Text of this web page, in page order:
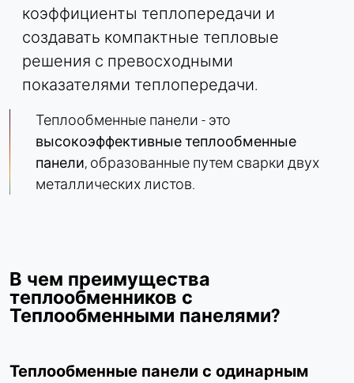
коэффициенты теплопередачи и
создавать компактные тепловые
решения с превосходными
показателями теплопередачи.
Теплообменные панели - это
высокоэффективные теплообменные
панели, образованные путем сварки двух
металлических листов.
В чем преимущества
теплообменников с
Теплообменными панелями?
Теплообменные панели с одинарным
Cookie duration: